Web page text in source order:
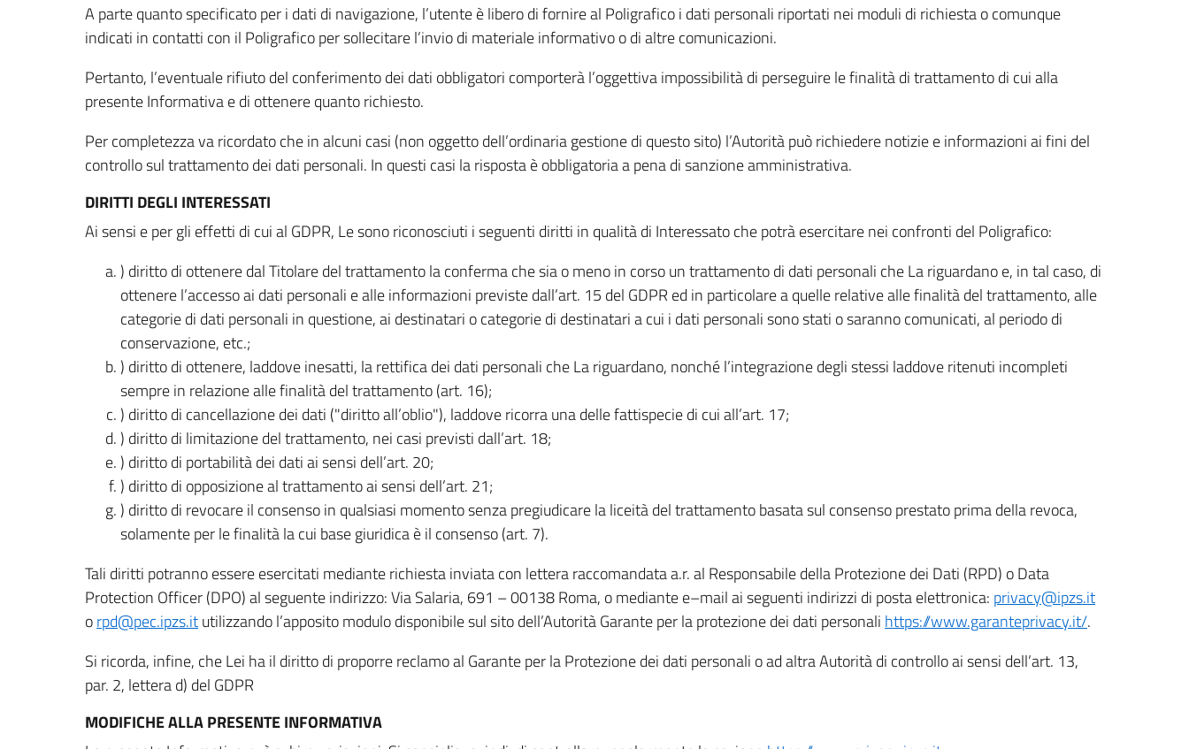
A parte quanto specificato per i dati di navigazione, l’utente è libero di fornire al Poligrafico i dati personali riportati nei moduli di richiesta o comunque
indicati in contatti con il Poligrafico per sollecitare l’invio di materiale informativo o di altre comunicazioni.
Pertanto, l’eventuale rifiuto del conferimento dei dati obbligatori comporterà l’oggettiva impossibilità di perseguire le finalità di trattamento di cui alla
presente Informativa e di ottenere quanto richiesto.
Per completezza va ricordato che in alcuni casi (non oggetto dell’ordinaria gestione di questo sito) l’Autorità può richiedere notizie e informazioni ai fini del
controllo sul trattamento dei dati personali. In questi casi la risposta è obbligatoria a pena di sanzione amministrativa.
DIRITTI DEGLI INTERESSATI
Ai sensi e per gli effetti di cui al GDPR, Le sono riconosciuti i seguenti diritti in qualità di Interessato che potrà esercitare nei confronti del Poligrafico:
) diritto di ottenere dal Titolare del trattamento la conferma che sia o meno in corso un trattamento di dati personali che La riguardano e, in tal caso, di
ottenere l’accesso ai dati personali e alle informazioni previste dall’art. 15 del GDPR ed in particolare a quelle relative alle finalità del trattamento, alle
categorie di dati personali in questione, ai destinatari o categorie di destinatari a cui i dati personali sono stati o saranno comunicati, al periodo di
conservazione, etc.;
) diritto di ottenere, laddove inesatti, la rettifica dei dati personali che La riguardano, nonché l’integrazione degli stessi laddove ritenuti incompleti
sempre in relazione alle finalità del trattamento (art. 16);
) diritto di cancellazione dei dati ("diritto all’oblio"), laddove ricorra una delle fattispecie di cui all’art. 17;
) diritto di limitazione del trattamento, nei casi previsti dall’art. 18;
) diritto di portabilità dei dati ai sensi dell’art. 20;
) diritto di opposizione al trattamento ai sensi dell’art. 21;
) diritto di revocare il consenso in qualsiasi momento senza pregiudicare la liceità del trattamento basata sul consenso prestato prima della revoca,
solamente per le finalità la cui base giuridica è il consenso (art. 7).
Tali diritti potranno essere esercitati mediante richiesta inviata con lettera raccomandata a.r. al Responsabile della Protezione dei Dati (RPD) o Data
Protection Officer (DPO) al seguente indirizzo: Via Salaria, 691 – 00138 Roma, o mediante e–mail ai seguenti indirizzi di posta elettronica: privacy@ipzs.it
orpd@pec.ipzs.itutilizzando l’apposito modulo disponibile sul sito dell’Autorità Garante per la protezione dei dati personali https://www.garanteprivacy.it/.
Si ricorda, infine, che Lei ha il diritto di proporre reclamo al Garante per la Protezione dei dati personali o ad altra Autorità di controllo ai sensi dell’art. 13,
par. 2, lettera d) del GDPR
MODIFICHE ALLA PRESENTE INFORMATIVA